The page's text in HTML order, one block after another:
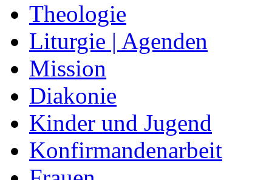
Theologie
Liturgie | Agenden
Mission
Diakonie
Kinder und Jugend
Konfirmandenarbeit